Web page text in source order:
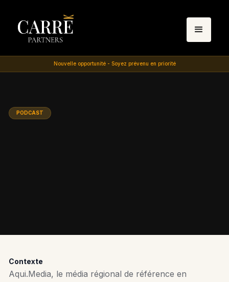
Nouvelle opportunité - Soyez prévenu en priorité
PODCAST
Contexte
Aqui.Media, le média régional de référence en